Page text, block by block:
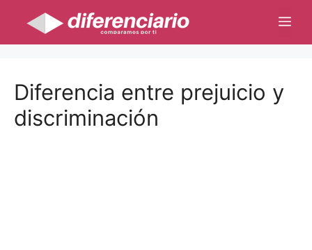
contenido
Diferencia entre prejuicio y
discriminación